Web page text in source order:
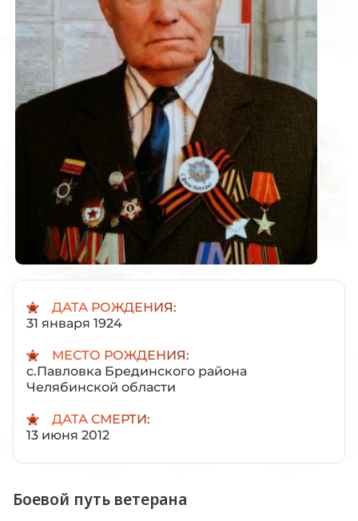
ДАТА РОЖДЕНИЯ:
31 января 1924
МЕСТО РОЖДЕНИЯ:
с.Павловка Брединского района
Челябинской области
ДАТА СМЕРТИ:
13 июня 2012
Боевой путь ветерана